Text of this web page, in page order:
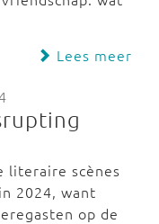
Lees meer
literaire scènes
2024, want
op de